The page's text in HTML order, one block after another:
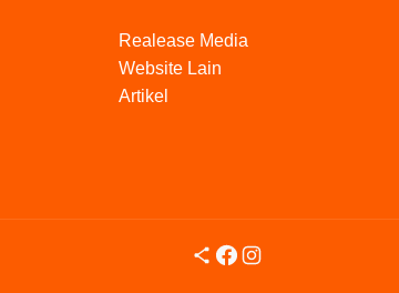
Realease Media
Website Lain
Artikel
Share IconFacebook
Instagram